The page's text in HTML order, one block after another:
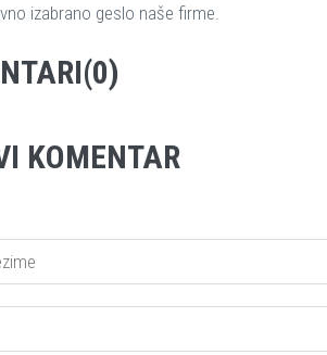
izabrano geslo naše firme.
KOMENTAR